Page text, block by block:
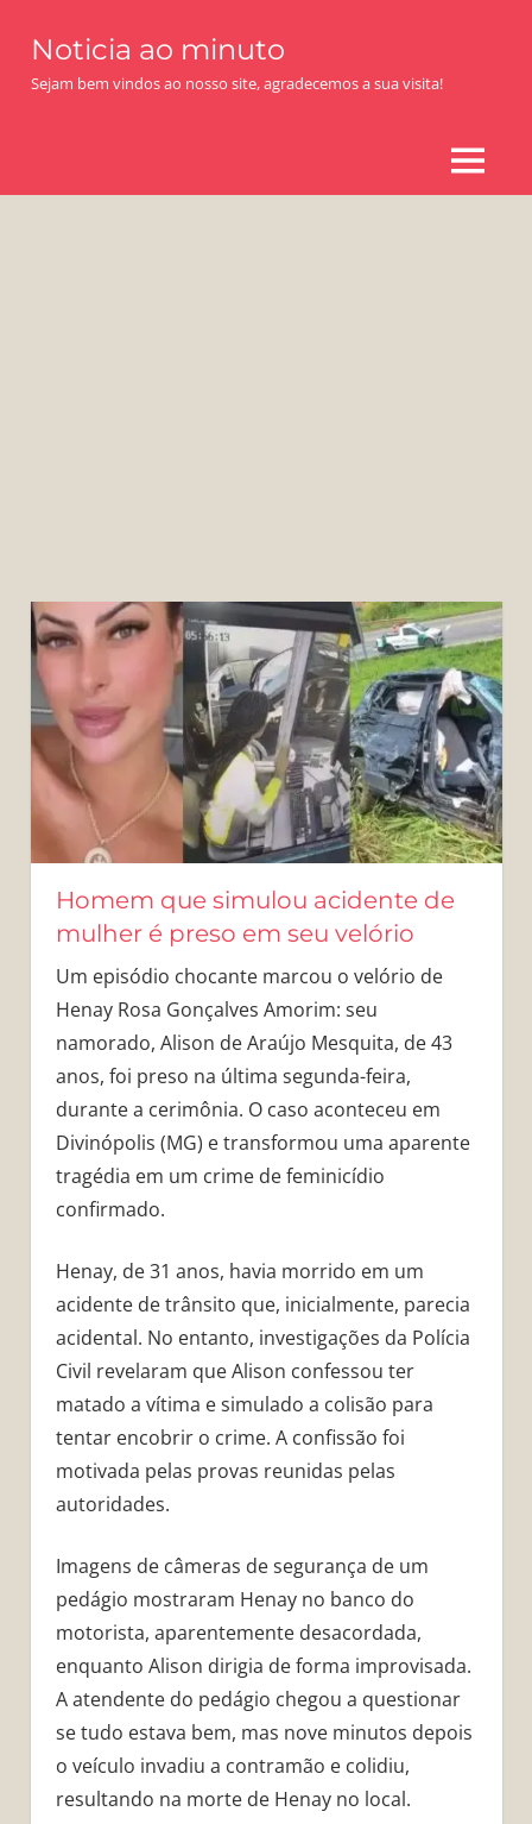
content
Noticia ao minuto
Sejam bem vindos ao nosso site, agradecemos a sua visita!
MENU
Homem que simulou acidente de
mulher é preso em seu velório
Um episódio chocante marcou o velório de
Henay Rosa Gonçalves Amorim: seu
namorado, Alison de Araújo Mesquita, de 43
anos, foi preso na última segunda-feira,
durante a cerimônia. O caso aconteceu em
Divinópolis (MG) e transformou uma aparente
tragédia em um crime de feminicídio
confirmado.
Henay, de 31 anos, havia morrido em um
acidente de trânsito que, inicialmente, parecia
acidental. No entanto, investigações da Polícia
Civil revelaram que Alison confessou ter
matado a vítima e simulado a colisão para
tentar encobrir o crime. A confissão foi
motivada pelas provas reunidas pelas
autoridades.
Imagens de câmeras de segurança de um
pedágio mostraram Henay no banco do
motorista, aparentemente desacordada,
enquanto Alison dirigia de forma improvisada.
A atendente do pedágio chegou a questionar
se tudo estava bem, mas nove minutos depois
o veículo invadiu a contramão e colidiu,
resultando na morte de Henay no local.